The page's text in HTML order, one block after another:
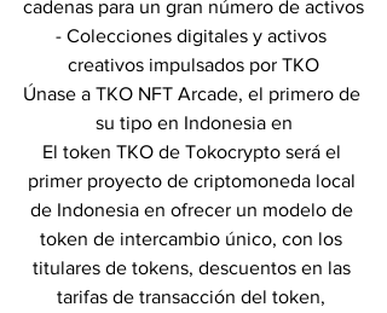
cadenas para un gran número de activos
- Colecciones digitales y activos
creativos impulsados ​​por TKO
Únase a TKO NFT Arcade, el primero de
su tipo en Indonesia en
El token TKO de Tokocrypto será el
primer proyecto de criptomoneda local
de Indonesia en ofrecer un modelo de
token de intercambio único, con los
titulares de tokens, descuentos en las
tarifas de transacción del token,